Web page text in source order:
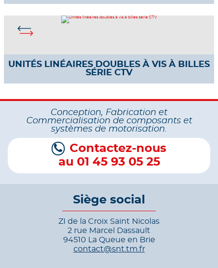
UNITÉS LINÉAIRES DOUBLES À VIS À BILLES
SÉRIE CTV
Conception, Fabrication et
Commercialisation de composants et
systèmes de motorisation.
Contactez-nous
au 01 45 93 05 25
Siège social
ZI de la Croix Saint Nicolas
2 rue Marcel Dassault
94510 La Queue en Brie
contact@snt.tm.fr